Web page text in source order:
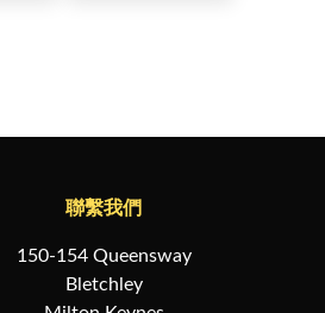
聯繫我們
150-154 Queensway
Bletchley